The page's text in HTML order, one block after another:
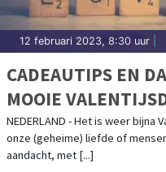
12 februari 2023, 8:30 uur
CADEAUTIPS EN
MOOIE
NEDERLAND - Het is weer bijna
onze (geheime) liefde of
aandacht, met [...]